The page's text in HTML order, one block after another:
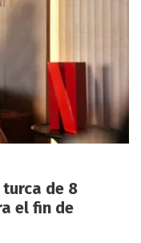
de 8
el fin de